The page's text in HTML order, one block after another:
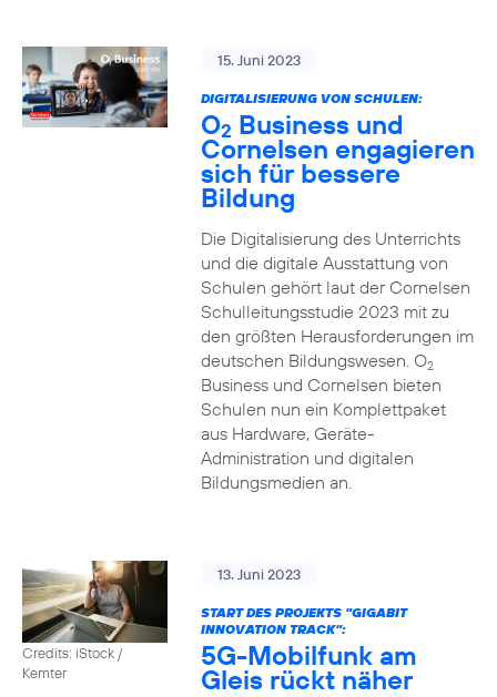
15. Juni 2023
DIGITALISIERUNG VON SCHULEN:
O2 Business und
Cornelsen engagieren
sich für bessere
Bildung
Die Digitalisierung des Unterrichts
und die digitale Ausstattung von
Schulen gehört laut der Cornelsen
Schulleitungsstudie 2023 mit zu
den größten Herausforderungen im
deutschen Bildungswesen. O2
Business und Cornelsen bieten
Schulen nun ein Komplettpaket
aus Hardware, Geräte-
Administration und digitalen
Bildungsmedien an.
Credits: iStock /
Kemter
13. Juni 2023
START DES PROJEKTS "GIGABIT
INNOVATION TRACK":
5G-Mobilfunk am
Gleis rückt näher